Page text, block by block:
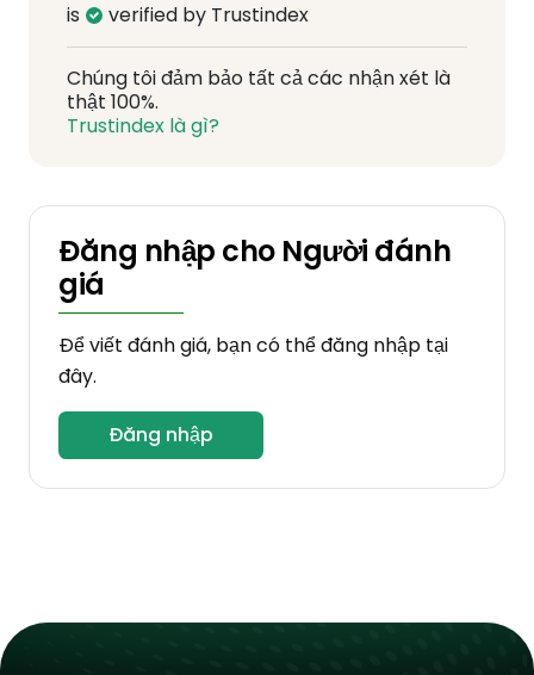
is verified by Trustindex
Chúng tôi đảm bảo tất cả các nhận xét là
thật 100%.
Trustindex là gì?
Đăng nhập cho Người đánh
giá
Để viết đánh giá, bạn có thể đăng nhập tại
đây.
Đăng nhập